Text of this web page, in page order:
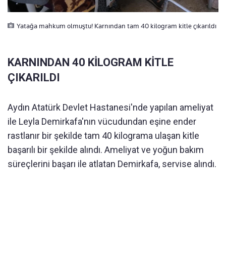
Yatağa mahkum olmuştu! Karnından tam 40 kilogram kitle çıkarıldı
KARNINDAN 40 KİLOGRAM KİTLE
ÇIKARILDI
Aydın Atatürk Devlet Hastanesi'nde yapılan ameliyat
ile Leyla Demirkafa'nın vücudundan eşine ender
rastlanır bir şekilde tam 40 kilograma ulaşan kitle
başarılı bir şekilde alındı. Ameliyat ve yoğun bakım
süreçlerini başarı ile atlatan Demirkafa, servise alındı.